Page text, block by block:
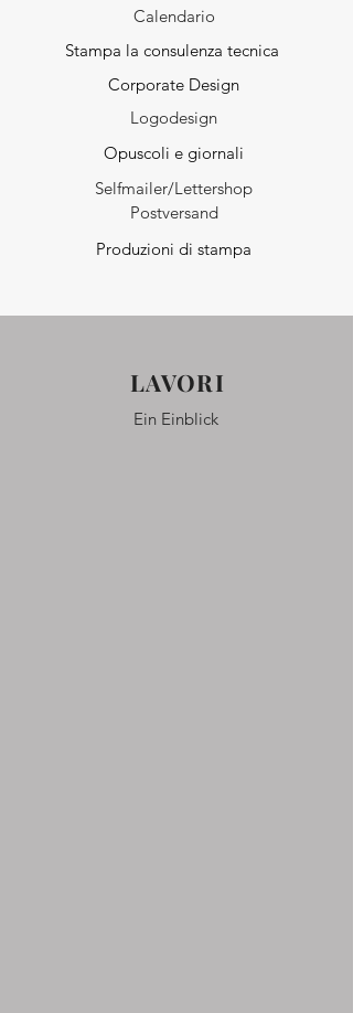
Calendario
Stampa la consulenza tecnica
Corporate Design
Logodesign
Opuscoli e giornali
Selfmailer/Lettershop
Postversand
Produzioni di stampa
LAVORI
Ein Einblick